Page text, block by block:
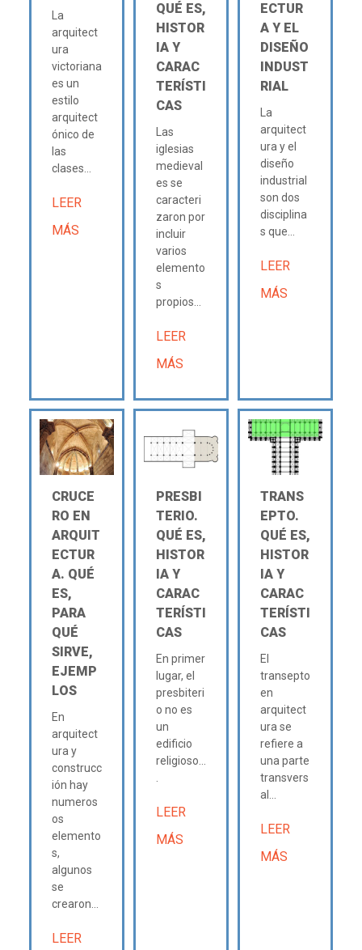
La
arquitect
ura
victoriana
es un
estilo
arquitect
ónico de
las
clases...
LEER
MÁS
QUÉ ES,
HISTOR
IA Y
CARAC
TERÍSTI
CAS
Las
iglesias
medieval
es se
caracteri
zaron por
incluir
varios
elemento
s
propios...
LEER
MÁS
ECTUR
A Y EL
DISEÑO
INDUST
RIAL
La
arquitect
ura y el
diseño
industrial
son dos
disciplina
s que...
LEER
MÁS
CRUCE
RO EN
ARQUIT
ECTUR
A. QUÉ
ES,
PARA
QUÉ
SIRVE,
EJEMP
LOS
En
arquitect
ura y
construcc
ión hay
numeros
os
elemento
s,
algunos
se
crearon...
LEER
PRESBI
TERIO.
QUÉ ES,
HISTOR
IA Y
CARAC
TERÍSTI
CAS
En primer
lugar, el
presbiteri
o no es
un
edificio
religioso...
.
LEER
MÁS
TRANS
EPTO.
QUÉ ES,
HISTOR
IA Y
CARAC
TERÍSTI
CAS
El
transepto
en
arquitect
ura se
refiere a
una parte
transvers
al...
LEER
MÁS